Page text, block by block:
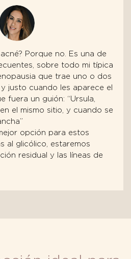
Porque no. Es una de
sobre todo mi típica
que trae uno o dos
justo cuando les aparece el
fuera un guión: “Ursula,
el mismo sitio, y cuando se
opción para estos
al glicólico, estaremos
residual y las líneas de